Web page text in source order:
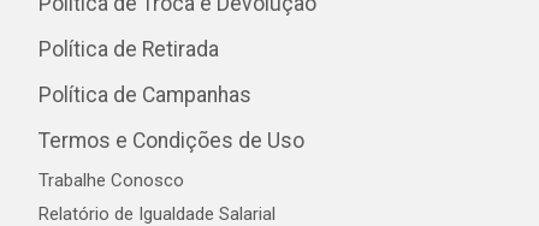
Política de Retirada
Política de Campanhas
Termos e Condições de Uso
Trabalhe Conosco
Relatório de Igualdade Salarial